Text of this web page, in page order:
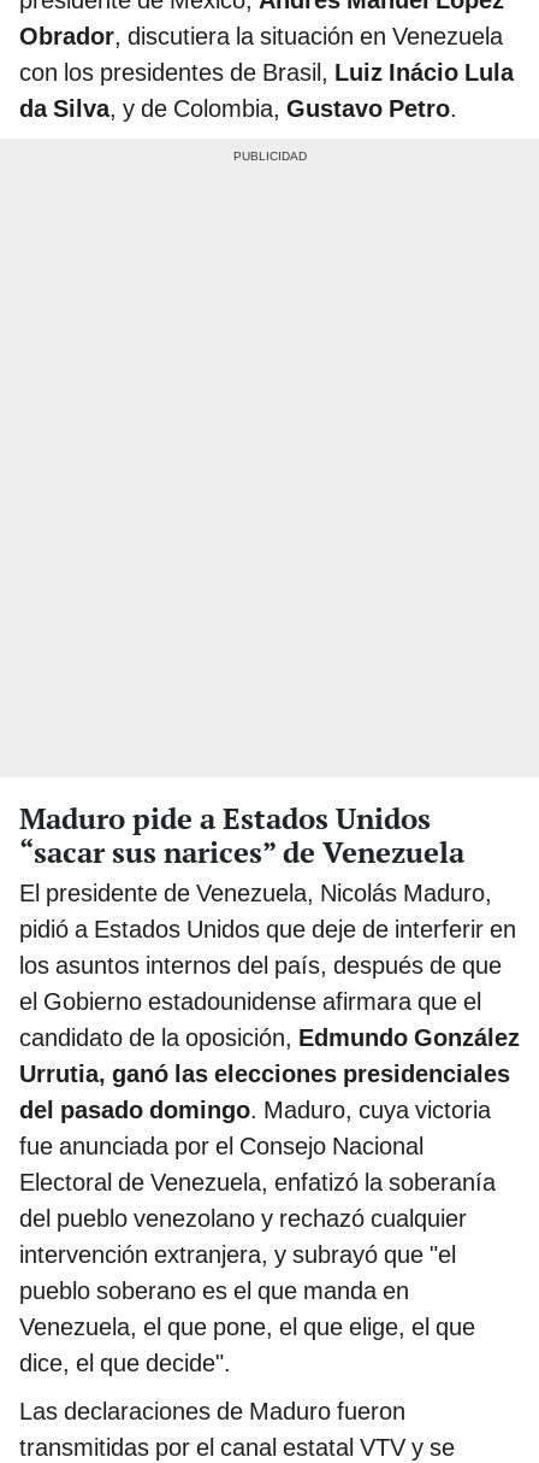
Obrador, discutiera la situación en Venezuela
con los presidentes de Brasil, Luiz Inácio Lula
da Silva, y de Colombia, Gustavo Petro.
Maduro pide a Estados Unidos
“sacar sus narices” de Venezuela
El presidente de Venezuela, Nicolás Maduro,
pidió a Estados Unidos que deje de interferir en
los asuntos internos del país, después de que
el Gobierno estadounidense afirmara que el
candidato de la oposición, Edmundo González
Urrutia, ganó las elecciones presidenciales
del pasado domingo. Maduro, cuya victoria
fue anunciada por el Consejo Nacional
Electoral de Venezuela, enfatizó la soberanía
del pueblo venezolano y rechazó cualquier
intervención extranjera, y subrayó que "el
pueblo soberano es el que manda en
Venezuela, el que pone, el que elige, el que
dice, el que decide".
Las declaraciones de Maduro fueron
transmitidas por el canal estatal VTV y se